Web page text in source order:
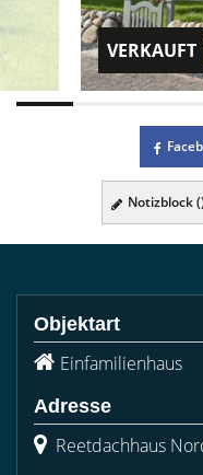
VERKAUFT
Notizblock (
Objektart
Einfamilienhaus
Adresse
Reetdachhaus